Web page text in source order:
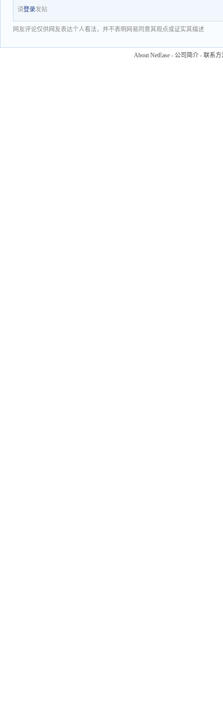
请登录发贴
网友评论仅供网友表达个人看法，并不表明网易同意其观点或证实其描述
About NetEase - 公司简介 - 联系方